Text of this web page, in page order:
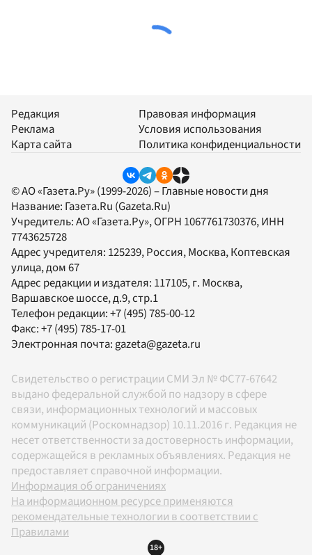
Редакция
Реклама
Карта сайта
Правовая информация
Условия использования
Политика конфиденциальности
© АО «Газета.Ру» (1999-2026) – Главные новости дня
Название: Газета.Ru (Gazeta.Ru)
Учредитель:АО «Газета.Ру», ОГРН 1067761730376, ИНН
7743625728
Адрес учредителя: 125239, Россия, Москва, Коптевская
улица, дом 67
Адрес редакции и издателя: 117105, г. Москва,
Варшавское шоссе, д.9, стр.1
Телефон редакции:+7 (495) 785-00-12
Факс:+7 (495) 785-17-01
Электронная почта: gazeta@gazeta.ru
Свидетельство о регистрации СМИ Эл № ФС77-67642
выдано федеральной службой по надзору в сфере
связи, информационных технологий и массовых
коммуникаций (Роскомнадзор) 10.11.2016 г. Редакция не
несет ответственности за достоверность информации,
содержащейся в рекламных объявлениях. Редакция не
предоставляет справочной информации.
Информация об ограничениях
На информационном ресурсе применяются
рекомендательные технологии в соответствии с
Правилами
18+